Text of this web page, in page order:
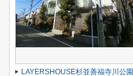
LAYERSHOUSE杉並善福寺川公園